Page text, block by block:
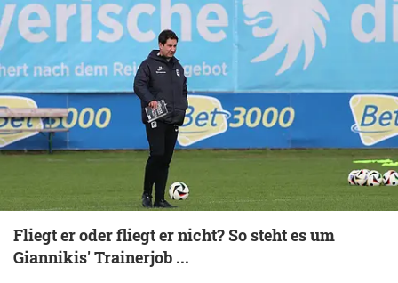
Fliegt er oder fliegt er nicht? So steht es um
Giannikis' Trainerjob ...